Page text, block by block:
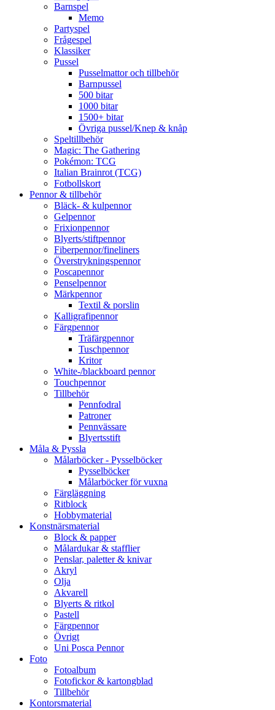
Barnspel
Memo
Partyspel
Frågespel
Klassiker
Pussel
Pusselmattor och tillbehör
Barnpussel
500 bitar
1000 bitar
1500+ bitar
Övriga pussel/Knep & knåp
Speltillbehör
Magic: The Gathering
Pokémon: TCG
Italian Brainrot (TCG)
Fotbollskort
Pennor & tillbehör
Bläck- & kulpennor
Gelpennor
Frixionpennor
Blyerts/stiftpennor
Fiberpennor/fineliners
Överstrykningspennor
Poscapennor
Penselpennor
Märkpennor
Textil & porslin
Kalligrafipennor
Färgpennor
Träfärgpennor
Tuschpennor
Kritor
White-/blackboard pennor
Touchpennor
Tillbehör
Pennfodral
Patroner
Pennvässare
Blyertsstift
Måla & Pyssla
Målarböcker - Pysselböcker
Pysselböcker
Målarböcker för vuxna
Färgläggning
Ritblock
Hobbymaterial
Konstnärsmaterial
Block & papper
Målardukar & stafflier
Penslar, paletter & knivar
Akryl
Olja
Akvarell
Blyerts & ritkol
Pastell
Färgpennor
Övrigt
Uni Posca Pennor
Foto
Fotoalbum
Fotofickor & kartongblad
Tillbehör
Kontorsmaterial